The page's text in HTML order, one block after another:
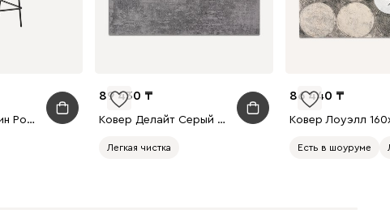
Стул барный Эрин Рогожка Графитовый/Черный
89 430
Ковер Делайт Серый 160x230
Легкая чистка
86 440
Ковер Лоуэлл
Есть в шоуруме